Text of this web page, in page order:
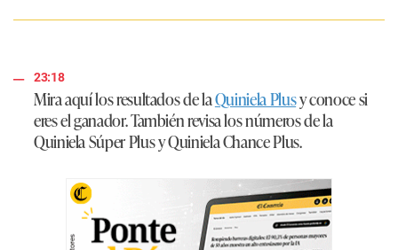
23:18
Mira aquí los resultados de laQuiniela Plusy conoce si
eres el ganador. También revisa los números de la
Quiniela Súper Plus y Quiniela Chance Plus.